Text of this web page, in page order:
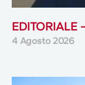
EDITORIALE
4 Agosto 2026